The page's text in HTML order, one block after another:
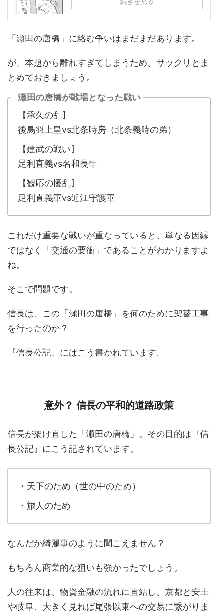
「瀬田の唐橋」に絡む争いはまだまだあります。
が、本題から離れすぎてしまうため、サックリとま
とめておきましょう。
瀬田の唐橋が戦場となった戦い
【承久の乱】
後鳥羽上皇vs北条時房（北条義時の弟）
【建武の戦い】
足利直義vs名和長年
【観応の擾乱】
足利直義軍vs近江守護軍
これだけ重要な戦いが重なっていると、単なる因縁
ではなく「交通の要衝」であることがわかりますよ
ね。
そこで問題です。
信長は、この「瀬田の唐橋」を何のために架替工事
を行ったのか？
『信長公記』にはこう書かれています。
意外？ 信長の平和的道路政策
信長が架け直した「瀬田の唐橋」。その目的は『信
長公記』にこう記されています。
・天下のため（世の中のため）
・旅人のため
なんだか綺麗事のように聞こえません？
もちろん商業的な狙いも強かったでしょう。
人の往来は、物資金融の流れに直結し、京都と安土
や岐阜、大きく見れば尾張以東への交易に繋がりま